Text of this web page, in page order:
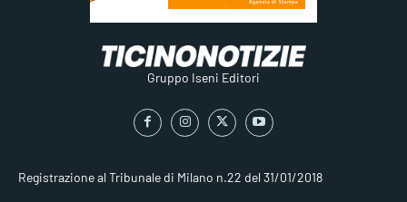
Gruppo Iseni Editori
Registrazione al Tribunale di Milano n.22 del 31/01/2018